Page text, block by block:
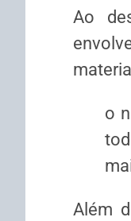
Ao
o
Além